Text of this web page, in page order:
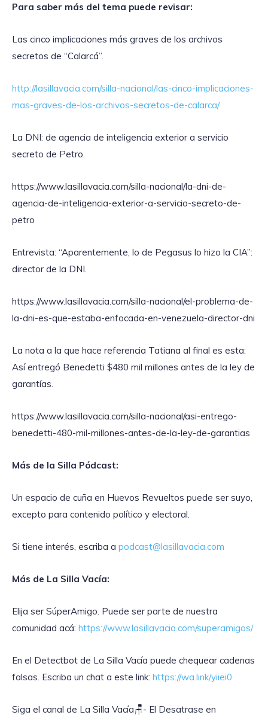
Para saber más del tema puede revisar:
Las cinco implicaciones más graves de los archivos
secretos de “Calarcá”.
http://lasillavacia.com/silla-nacional/las-cinco-implicaciones-
mas-graves-de-los-archivos-secretos-de-calarca/
La DNI: de agencia de inteligencia exterior a servicio
secreto de Petro.
https://www.lasillavacia.com/silla-nacional/la-dni-de-
agencia-de-inteligencia-exterior-a-servicio-secreto-de-
petro
Entrevista: “Aparentemente, lo de Pegasus lo hizo la CIA”:
director de la DNI.
https://www.lasillavacia.com/silla-nacional/el-problema-de-
la-dni-es-que-estaba-enfocada-en-venezuela-director-dni
La nota a la que hace referencia Tatiana al final es esta:
Así entregó Benedetti $480 mil millones antes de la ley de
garantías.
https://www.lasillavacia.com/silla-nacional/asi-entrego-
benedetti-480-mil-millones-antes-de-la-ley-de-garantias
Más de la Silla Pódcast:
Un espacio de cuña en Huevos Revueltos puede ser suyo,
excepto para contenido político y electoral.
Si tiene interés, escriba a podcast@lasillavacia.com
Más de La Silla Vacía:
Elija ser SúperAmigo. Puede ser parte de nuestra
comunidad acá: https://www.lasillavacia.com/superamigos/
En el Detectbot de La Silla Vacía puede chequear cadenas
falsas. Escriba un chat a este link: https://wa.link/yiiei0
‎Siga el canal de La Silla Vacía🪑- El Desatrase en